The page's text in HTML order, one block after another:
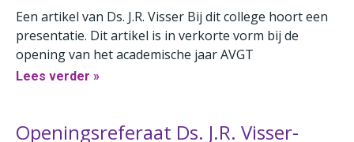
Een artikel van Ds. J.R. Visser Bij dit college hoort een
presentatie. Dit artikel is in verkorte vorm bij de
opening van het academische jaar AVGT
Lees verder »
Openingsreferaat Ds. J.R. Visser-